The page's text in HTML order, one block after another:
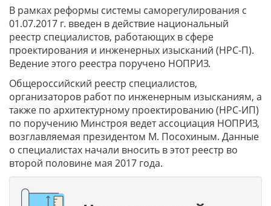
В рамках реформы системы саморегулирования с
01.07.2017 г. введен в действие национальный
реестр специалистов, работающих в сфере
проектирования и инженерных изысканий (НРС-П).
Ведение этого реестра поручено НОПРИЗ.
Общероссийский реестр специалистов,
организаторов работ по инженерным изысканиям, а
также по архитектурному проектированию (НРС-ИП)
по поручению Минстроя ведет ассоциация НОПРИЗ,
возглавляемая президентом М. Посохиным. Данные
о специалистах начали вносить в этот реестр во
второй половине мая 2017 года.